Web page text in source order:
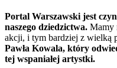
Portal Warszawski jest
naszego dziedzictwa. Mamy
akcji, i tym bardziej z wielką
Pawła Kowala, który
tej wspaniałej artystki.